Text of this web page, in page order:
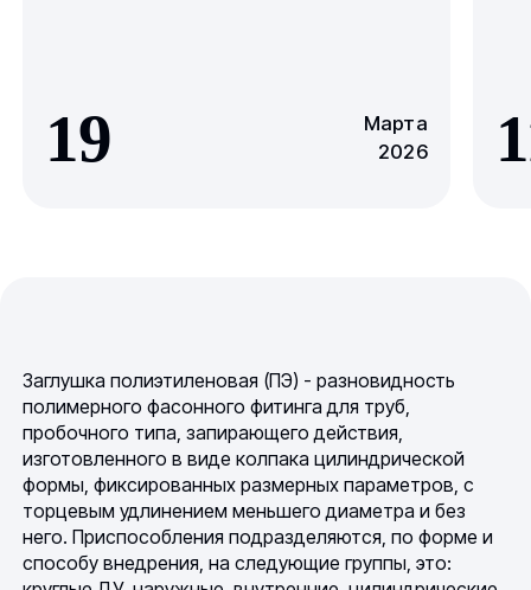
19
Марта
2026
Заглушка полиэтиленовая (ПЭ) - разновидность
полимерного фасонного фитинга для труб,
пробочного типа, запирающего действия,
изготовленного в виде колпака цилиндрической
формы, фиксированных размерных параметров, с
торцевым удлинением меньшего диаметра и без
него. Приспособления подразделяются, по форме и
способу внедрения, на следующие группы, это: